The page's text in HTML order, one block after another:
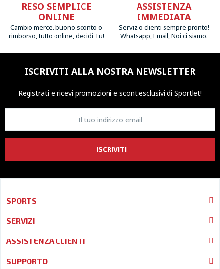
RESO SEMPLICE
ONLINE
Cambio merce, buono sconto o
rimborso, tutto online, decidi Tu!
ASSISTENZA
IMMEDIATA
Servizio clienti sempre pronto!
Whatsapp, Email, Noi ci siamo.
ISCRIVITI ALLA NOSTRA NEWSLETTER
Registrati e ricevi promozioni e scontiesclusivi di Sportlet!
ISCRIVITI
SPORTS
SERVIZI
ASSISTENZA CLIENTI
SUPPORTO